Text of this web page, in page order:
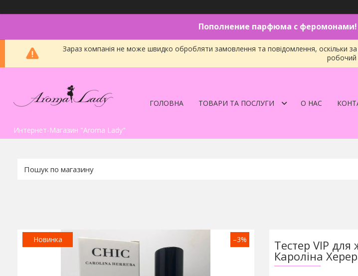
Пополнение парфюма с феромонами!
Зараз компанія не може швидко обробляти замовлення та повідомлення, оскільки
робочий
Интернет-Магазин "Aroma Lady"
ГОЛОВНА ТОВАРИ ТА ПОСЛУГИ О НАС
Новинка –3% Тестер VIP
Кароліна